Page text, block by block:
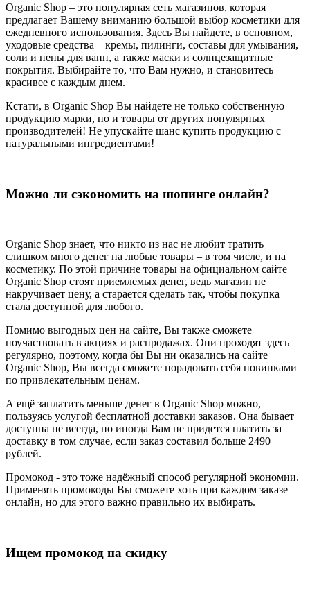
Organic Shop – это популярная сеть магазинов, которая
предлагает Вашему вниманию большой выбор косметики для
ежедневного использования. Здесь Вы найдете, в основном,
уходовые средства – кремы, пилинги, составы для умывания,
соли и пены для ванн, а также маски и солнцезащитные
покрытия. Выбирайте то, что Вам нужно, и становитесь
красивее с каждым днем.
Кстати, в Organic Shop Вы найдете не только собственную
продукцию марки, но и товары от других популярных
производителей! Не упускайте шанс купить продукцию с
натуральными ингредиентами!
Можно ли сэкономить на шопинге онлайн?
Organic Shop знает, что никто из нас не любит тратить
слишком много денег на любые товары – в том числе, и на
косметику. По этой причине товары на официальном сайте
Organic Shop стоят приемлемых денег, ведь магазин не
накручивает цену, а старается сделать так, чтобы покупка
стала доступной для любого.
Помимо выгодных цен на сайте, Вы также сможете
поучаствовать в акциях и распродажах. Они проходят здесь
регулярно, поэтому, когда бы Вы ни оказались на сайте
Organic Shop, Вы всегда сможете порадовать себя новинками
по привлекательным ценам.
А ещё заплатить меньше денег в Organic Shop можно,
пользуясь услугой бесплатной доставки заказов. Она бывает
доступна не всегда, но иногда Вам не придется платить за
доставку в том случае, если заказ составил больше 2490
рублей.
Промокод - это тоже надёжный способ регулярной экономии.
Применять промокоды Вы сможете хоть при каждом заказе
онлайн, но для этого важно правильно их выбирать.
Ищем промокод на скидку